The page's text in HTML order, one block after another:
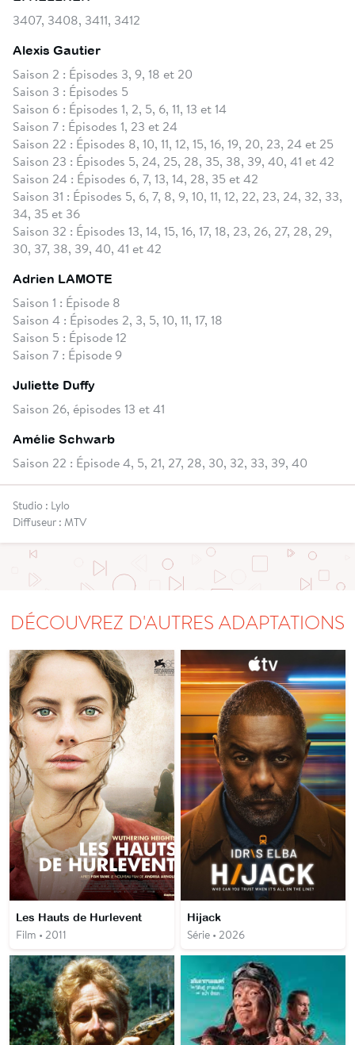
3407, 3408, 3411, 3412
Alexis Gautier
Saison 2 : Épisodes 3, 9, 18 et 20
Saison 3 : Épisodes 5
Saison 6 : Épisodes 1, 2, 5, 6, 11, 13 et 14
Saison 7 : Épisodes 1, 23 et 24
Saison 22 : Épisodes 8, 10, 11, 12, 15, 16, 19, 20, 23, 24 et 25
Saison 23 : Épisodes 5, 24, 25, 28, 35, 38, 39, 40, 41 et 42
Saison 24 : Épisodes 6, 7, 13, 14, 28, 35 et 42
Saison 31 : Épisodes 5, 6, 7, 8, 9, 10, 11, 12, 22, 23, 24, 32, 33,
34, 35 et 36
Saison 32 : Épisodes 13, 14, 15, 16, 17, 18, 23, 26, 27, 28, 29,
30, 37, 38, 39, 40, 41 et 42
Adrien LAMOTE
Saison 1 : Épisode 8
Saison 4 : Épisodes 2, 3, 5, 10, 11, 17, 18
Saison 5 : Épisode 12
Saison 7 : Épisode 9
Juliette Duffy
Saison 26, épisodes 13 et 41
Amélie Schwarb
Saison 22 : Épisode 4, 5, 21, 27, 28, 30, 32, 33, 39, 40
Studio : Lylo
Diffuseur : MTV
DÉCOUVREZ D'AUTRES ADAPTATIONS
Les Hauts de Hurlevent
Film • 2011
Hijack
Série • 2026